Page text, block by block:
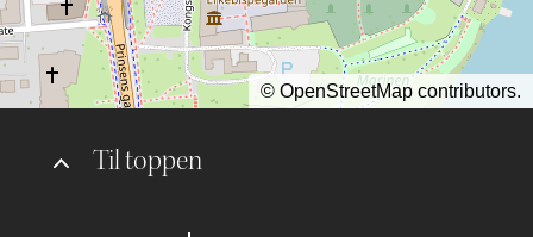
Til toppen
© OpenStreetMap contributors.